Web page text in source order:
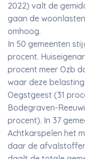
2022) valt de
gaan de
omhoog.
In 50 gemeenten
procent.
procent meer Ozb
waar deze
Oegstgeest (31
Bodegraven-
procent). In 37
Achtkarspelen het
daar de